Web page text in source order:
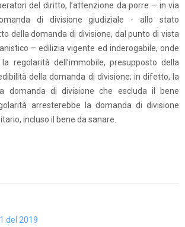
del diritto, l’attenzione da porre – in via
di divisione giudiziale - allo stato
della domanda di divisione, dal punto di vista
– edilizia vigente ed inderogabile, onde
regolarità dell’immobile, presupposto della
della domanda di divisione; in difetto, la
domanda di divisione che escluda il bene
arresterebbe la domanda di divisione
incluso il bene da sanare.
del 2019